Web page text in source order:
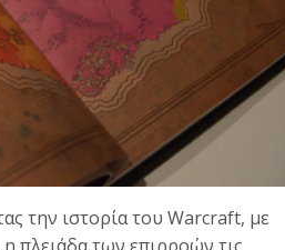
την ιστορία του Warcraft, με